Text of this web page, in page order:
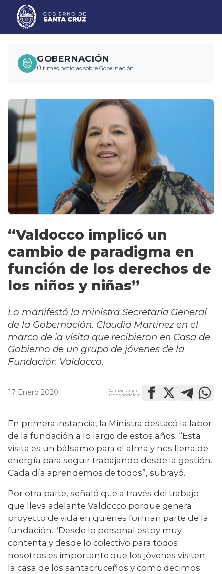
GOBERNACIÓN
Últimas noticias sobre Gobernación.
“Valdocco implicó un
cambio de paradigma en
función de los derechos de
los niños y niñas”
Lo manifestó la ministra Secretaria General
de la Gobernación, Claudia Martínez en el
marco de la visita que recibieron en Casa de
Gobierno de un grupo de jóvenes de la
Fundación Valdocco.
17 Enero 2020
Compartir en
redes sociales:
En primera instancia, la Ministra destacó la labor
de la fundación a lo largo de estos años. “Esta
visita es un bálsamo para el alma y nos llena de
energía para seguir trabajando desde la gestión.
Cada día aprendemos de todos”, subrayó.
Por otra parte, señaló que a través del trabajo
que lleva adelante Valdocco porque genera
proyecto de vida en quienes forman parte de la
fundación. “Desde lo personal estoy muy
contenta y desde lo colectivo para todos
nosotros es importante que los jóvenes visiten
la casa de los santacruceños y como decimos